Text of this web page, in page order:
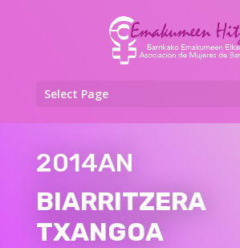
Select Page
2014AN
BIARRITZERA
TXANGOA